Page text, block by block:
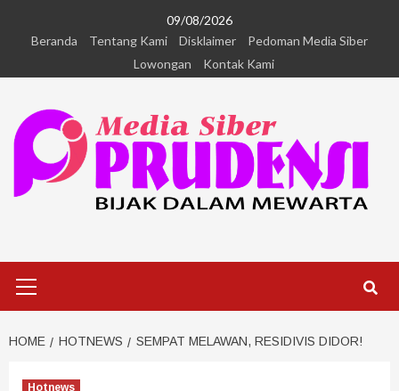
09/08/2026
Beranda
Tentang Kami Disklaimer
Pedoman Media Siber
Lowongan
Kontak Kami
HOME HOTNEWS SEMPAT MELAWAN, RESIDIVIS DIDOR!
Hotnews